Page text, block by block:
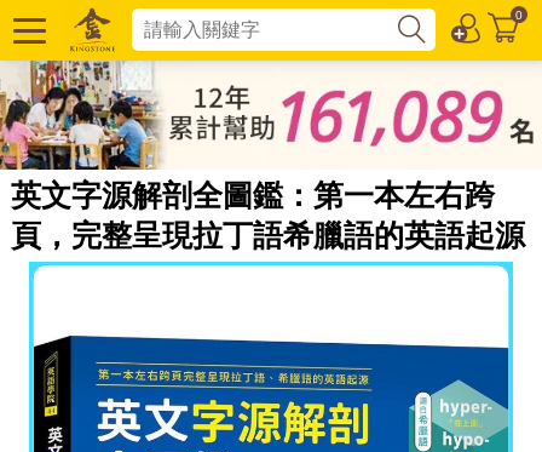
0
英文字源解剖全圖鑑：第一本左右跨
頁，完整呈現拉丁語希臘語的英語起源